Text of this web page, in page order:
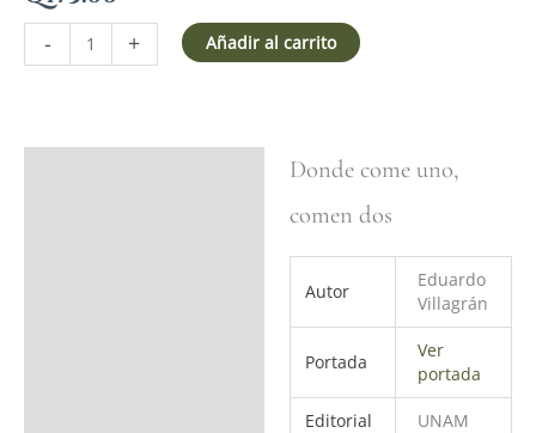
- + Añadir al carrito
Donde come uno,
comen dos
Autor
Eduardo
Villagrán
Portada
Ver
portada
Editorial UNAM